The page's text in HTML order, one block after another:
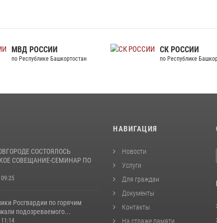
МВД РОССИИ
по Республике Башкортостан
СОСТОЯЛОСЬ
СОВЕЩАНИЕ-СЕМИНАР ПО
09:25
Росгвардии по горячим
подозреваемого...
11:14
НАВИГАЦИЯ
Новости
Услуги
Для граждан
Документы
Контакты
На страже памяти